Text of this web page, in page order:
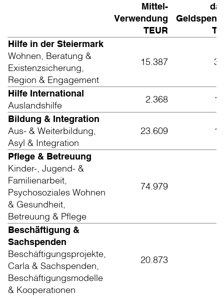
Mittel-
Verwendung
TEUR
Hilfe in der Steiermark
Wohnen, Beratung &
Existenzsicherung,
Region & Engagement
15.387
Hilfe International
Auslandshilfe
2.368
Bildung & Integration
Aus- & Weiterbildung,
Asyl & Integration
23.609
Pflege & Betreuung
Kinder-, Jugend- &
Familienarbeit,
Psychosoziales Wohnen
& Gesundheit,
Betreuung & Pflege
74.979
Beschäftigung &
Sachspenden
Beschäftigungsprojekte,
Carla & Sachspenden,
Beschäftigungsmodelle
& Kooperationen
20.873